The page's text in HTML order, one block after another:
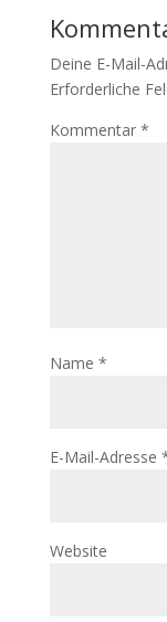
Deine E-Mail-
Erforderliche
Kommentar *
Name *
E-Mail-Adresse
Website